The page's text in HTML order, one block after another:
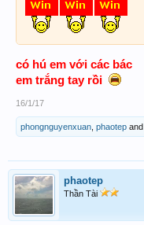
có hú em với các bác
em trắng tay rồi
16/1/17
phongnguyenxuan phaotep and
phaotep
Thần Tài